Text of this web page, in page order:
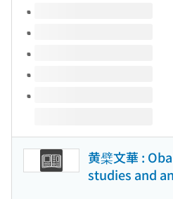
Volumes of this title
黄檗文華 :
studies and